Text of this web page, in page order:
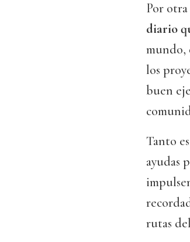
Por
diario
mundo,
los
buen
Tanto
ayudas
rutas